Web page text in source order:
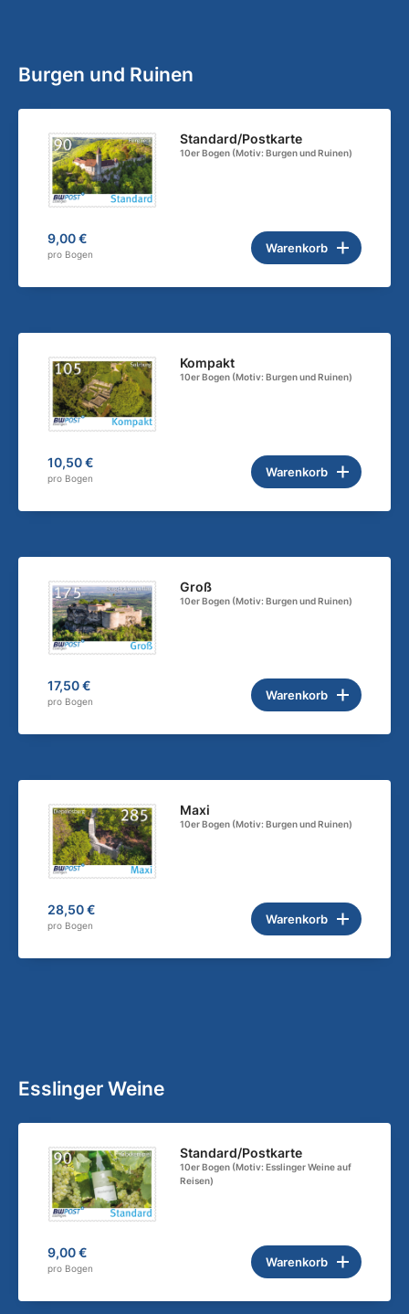
Burgen und Ruinen
Standard/Postkarte
10er Bogen (Motiv: Burgen und Ruinen)
9,00 €
pro Bogen Warenkorb
Kompakt
10er Bogen (Motiv: Burgen und Ruinen)
10,50 €
pro Bogen Warenkorb
Groß
10er Bogen (Motiv: Burgen und Ruinen)
17,50 €
pro Bogen Warenkorb
Maxi
10er Bogen (Motiv: Burgen und Ruinen)
28,50 €
pro Bogen Warenkorb
Esslinger Weine
Standard/Postkarte
10er Bogen (Motiv: Esslinger Weine auf
Reisen)
9,00 €
pro Bogen Warenkorb